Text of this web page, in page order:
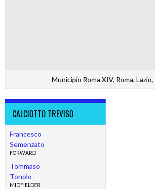
Municipio Roma XIV, Roma,
CALCIOTTO TREVISO
Francesco
Semenzato
FORWARD
Tommaso
Tonolo
MIDFIELDER